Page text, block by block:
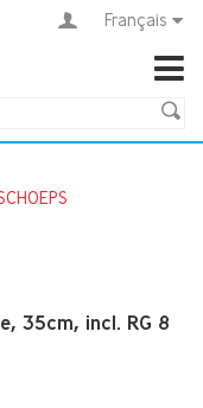
Français
35cm, incl. RG 8